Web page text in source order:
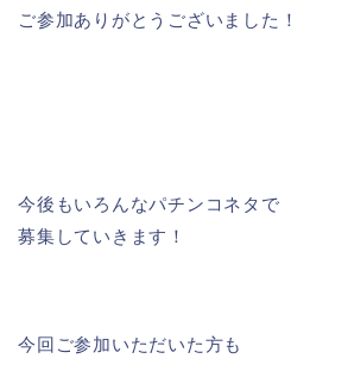
ご参加ありがとうございました！
今後もいろんなパチンコネタで
募集していきます！
今回ご参加いただいた方も